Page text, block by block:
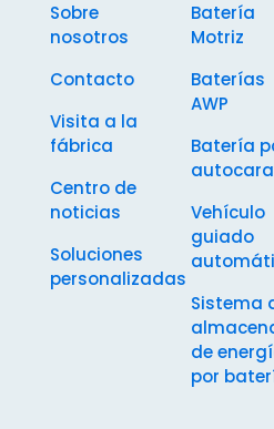
Sobre
nosotros
Contacto
Visita a la
fábrica
Centro de
noticias
Soluciones
personalizadas
Batería
Motriz
Baterías
AWP
Batería
Vehículo
guiado
Sistema
de
por